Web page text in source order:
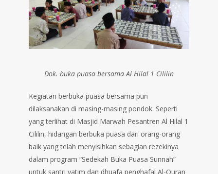
Dok. buka puasa bersama Al Hilal 1 Cililin
Kegiatan berbuka puasa bersama pun
dilaksanakan di masing-masing pondok. Seperti
yang terlihat di Masjid Marwah Pesantren Al Hilal 1
Cililin, hidangan berbuka puasa dari orang-orang
baik yang telah menyisihkan sebagian rezekinya
dalam program “Sedekah Buka Puasa Sunnah”
untuk santri yatim dan dhuafa penghafal Al-Quran